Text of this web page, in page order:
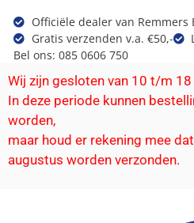
Officiële dealer van Remmers
Gratis verzenden v.a. €50,-
Bel ons: 085 0606 750
Wij zijn gesloten van 10 t/m
In deze periode kunnen
worden,
maar houd er rekening mee
augustus worden verzonden.